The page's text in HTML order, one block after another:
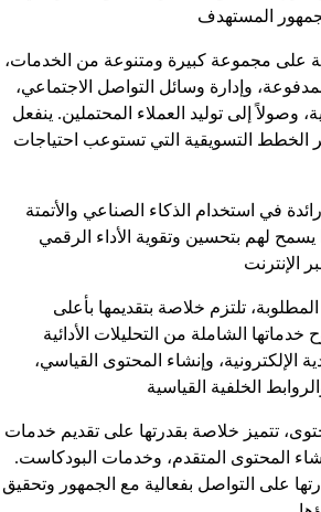
مجموعة كبيرة ومتنوعة من الخدمات،
وإدارة وسائل التواصل الاجتماعي،
وصولاً إلى توليد العملاء المحتملين. ينفعل
الخطط التسويقية التي تستوعب احتياجات
في استخدام الذكاء الصناعي والأتمتة
لهم بتحسين وتقوية الأداء الرقمي
تلتزم خلاصة بتقديمها بأعلى
الشاملة من التحليلات الأدائية
الإلكترونية، وإنشاء المحتوى القياسي،
تتميز خلاصة بقدرتها على تقديم خدمات
المحتوى المتقدم، وخدمات البودكاست.
على التواصل بفعالية مع الجمهور وتحقيق